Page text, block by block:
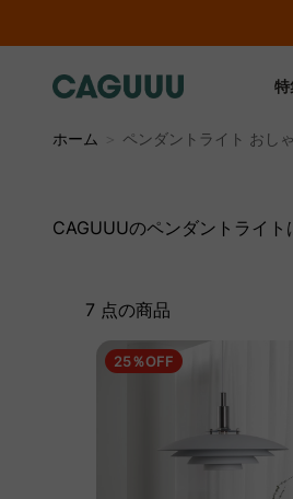
特
ホーム
ペンダントライト おし
CAGUUUのペンダントライ
7 点の商品
25％OFF